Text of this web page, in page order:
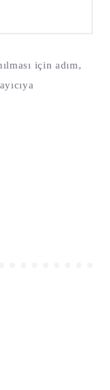
için adım,